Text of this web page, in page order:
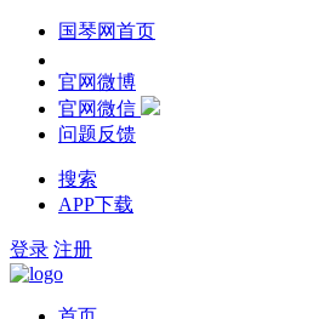
国琴网首页
官网微博
官网微信
问题反馈
搜索
APP下载
登录 注册